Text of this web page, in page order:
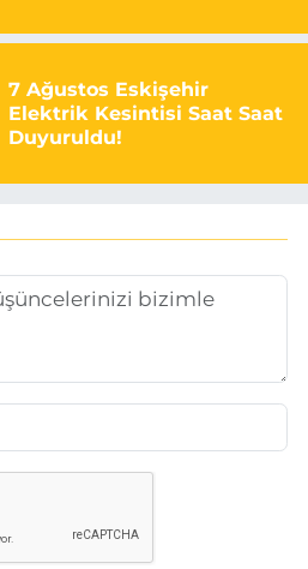
7 Ağustos Eskişehir
Elektrik Kesintisi Saat Saat
Duyuruldu!